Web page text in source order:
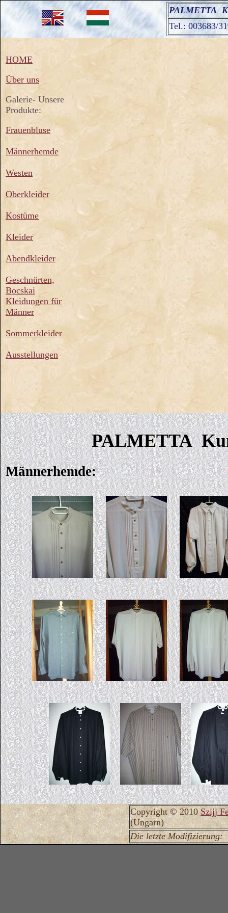
PALMETTA
Tel.: 003683/
HOME
Über uns
Galerie- Unsere
Produkte:
Frauenbluse
Männerhemde
Westen
Oberkleider
Kostüme
Kleider
Abendkleider
Geschnürten,
Bocskai
Kleidungen für
Männer
Sommerkleider
Ausstellungen
PALMETTA
Männerhemde:
Copyright © 2010Szijj
(Ungarn)
Die letzte Modifizierung: